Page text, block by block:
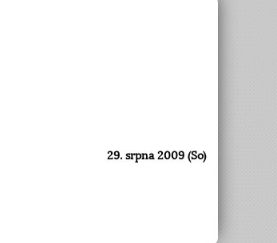
29. srpna 2009 (So)